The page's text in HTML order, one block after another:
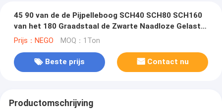
45 90 van de de Pijpelleboog SCH40 SCH80 SCH160
van het 180 Graadstaal de Zwarte Naadloze Gelaste
Kromming
Prijs：NEGO MOQ：1Ton
Beste prijs Contact nu
Productomschrijving